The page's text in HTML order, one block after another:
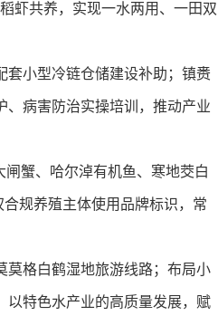
虾共养，实现一水两用、一田双
小型冷链仓储建设补助；镇赉
、病害防治实操培训，推动产业
蟹、哈尔淖有机鱼、寒地茭白
规养殖主体使用品牌标识，常
格白鹤湿地旅游线路；布局小
以特色水产业的高质量发展，赋